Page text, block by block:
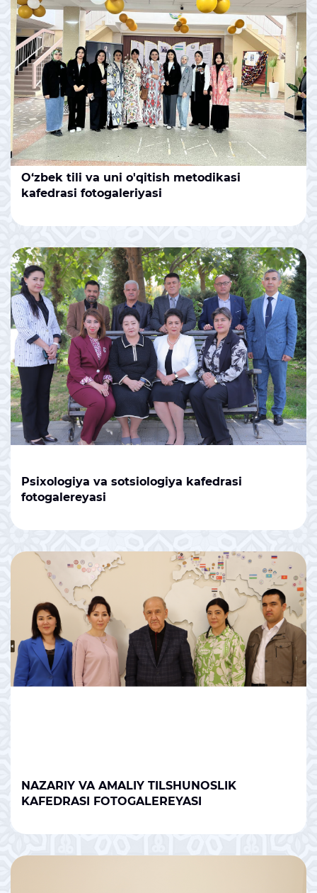
O‘zbek tili va uni o'qitish metodikasi
kafedrasi fotogaleriyasi
Psixologiya va sotsiologiya kafedrasi
fotogalereyasi
NAZARIY VA AMALIY TILSHUNOSLIK
KAFEDRASI FOTOGALEREYASI